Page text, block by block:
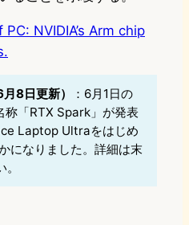
NVIDIA’s Arm chip
8日更新）
：6月1日の
称「RTX Spark」が発表
Laptop Ultraをはじめ
になりました。詳細は末